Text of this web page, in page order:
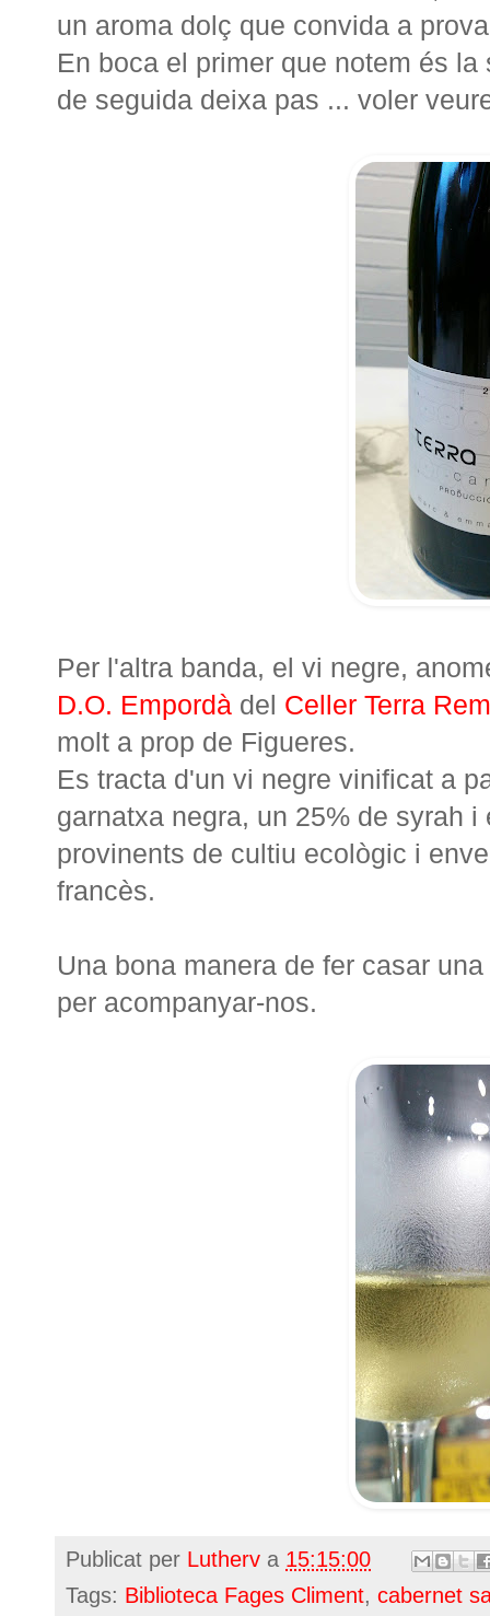
un aroma dolç que convida a
En boca el primer que notem és
de seguida deixa pas ... voler
Per l'altra banda, el vi negre,
D.O. Empordà del Celler Terra
molt a prop de Figueres.
Es tracta d'un vi negre vinificat a
garnatxa negra, un 25% de syrah
provinents de cultiu ecològic i
francès.
Una bona manera de fer casar
per acompanyar-nos.
Publicat per Lutherv a 15:15:00
Tags: Biblioteca Fages Climent, cabernet